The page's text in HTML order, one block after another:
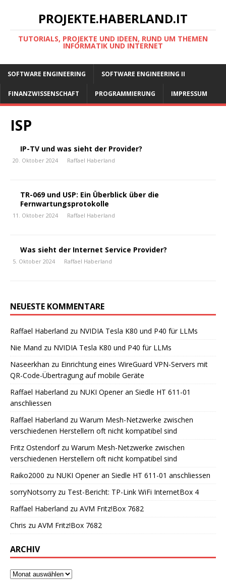
PROJEKTE.HABERLAND.IT
TUTORIALS, PROJEKTE UND IDEEN, RUND UM THEMEN
INFORMATIK UND INTERNET
SOFTWARE ENGINEERING SOFTWARE ENGINEERING II
FINANZWISSENSCHAFT PROGRAMMIERUNG IMPRESSUM
ISP
IP-TV und was sieht der Provider?
20. Oktober 2024 Raffael Haberland
TR-069 und USP: Ein Überblick über die
Fernwartungsprotokolle
11. Oktober 2024 Raffael Haberland
Was sieht der Internet Service Provider?
5. Oktober 2024 Raffael Haberland
NEUESTE KOMMENTARE
Raffael Haberland zu NVIDIA Tesla K80 und P40 für LLMs
Nie Mand zu NVIDIA Tesla K80 und P40 für LLMs
Naseerkhan zu Einrichtung eines WireGuard VPN-Servers mit
QR-Code-Übertragung auf mobile Geräte
Raffael Haberland zu NUKI Opener an Siedle HT 611-01
anschliessen
Raffael Haberland zu Warum Mesh-Netzwerke zwischen
verschiedenen Herstellern oft nicht kompatibel sind
Fritz Ostendorfzu Warum Mesh-Netzwerke zwischen
verschiedenen Herstellern oft nicht kompatibel sind
Raiko2000 zu NUKI Opener an Siedle HT 611-01 anschliessen
sorryNotsorry zu Test-Bericht: TP-Link WiFi InternetBox 4
Raffael Haberland zu AVM Fritz!Box 7682
Chris zu AVM Fritz!Box 7682
ARCHIV